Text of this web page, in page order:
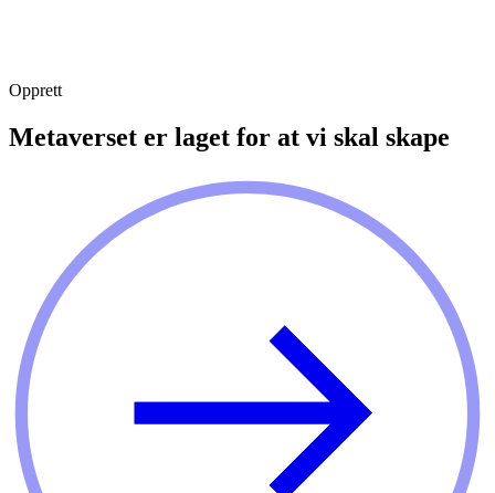
Opprett
Metaverset er laget for at vi skal skape